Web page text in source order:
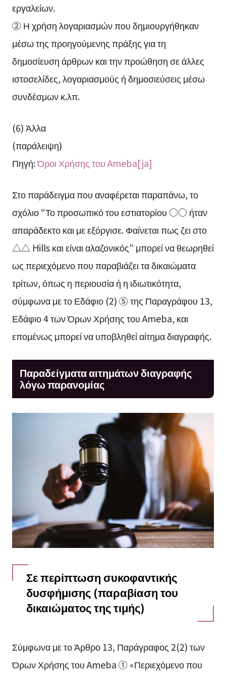
εργαλείων.
② Η χρήση λογαριασμών που δημιουργήθηκαν
μέσω της προηγούμενης πράξης για τη
δημοσίευση άρθρων και την προώθηση σε άλλες
ιστοσελίδες, λογαριασμούς ή δημοσιεύσεις μέσω
συνδέσμων κ.λπ.
(6) Άλλα
(παράλειψη)
Πηγή:Όροι Χρήσης του Ameba[ja]
Στο παράδειγμα που αναφέρεται παραπάνω, το
σχόλιο “Το προσωπικό του εστιατορίου ○○ ήταν
απαράδεκτο και με εξόργισε. Φαίνεται πως ζει στο
△△ Hills και είναι αλαζονικός” μπορεί να θεωρηθεί
ως περιεχόμενο που παραβιάζει τα δικαιώματα
τρίτων, όπως η περιουσία ή η ιδιωτικότητα,
σύμφωνα με το Εδάφιο (2) ⑤ της Παραγράφου 13,
Εδάφιο 4 των Όρων Χρήσης του Ameba, και
επομένως μπορεί να υποβληθεί αίτημα διαγραφής.
Παραδείγματα αιτημάτων διαγραφής
λόγω παρανομίας
Σε περίπτωση συκοφαντικής
δυσφήμισης (παραβίαση του
δικαιώματος της τιμής)
Σύμφωνα με το Άρθρο 13, Παράγραφος 2(2) των
Όρων Χρήσης του Ameba ① «Περιεχόμενο που